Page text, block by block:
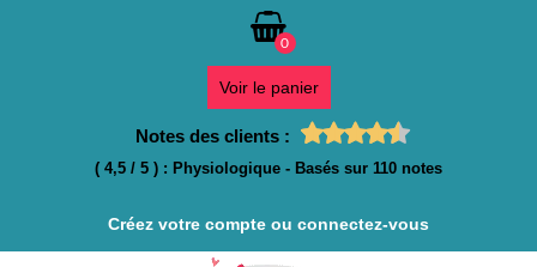
0
Voir le panier
Notes des clients :
( 4,5 / 5 ) : Physiologique - Basés sur 110 notes
Créez votre compte ou connectez-vous